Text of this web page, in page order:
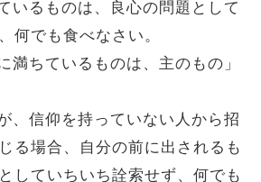
いるものは、良心の問題として
何でも食べなさい。
満ちているものは、主のもの」
、信仰を持っていない人から招
る場合、自分の前に出されるも
していちいち詮索せず、何でも